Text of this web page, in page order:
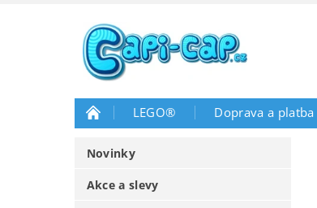
LEGO® Doprava a platba
Novinky
Akce a slevy